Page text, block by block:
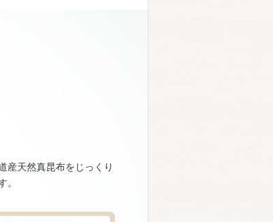
産天然真昆布をじっくり
。